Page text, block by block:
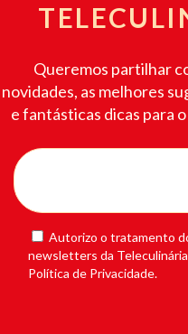
Queremos partilhar
novidades, as melhores
e fantásticas dicas para
Autorizo o tratamento
newsletters da
Política de Privacidade.